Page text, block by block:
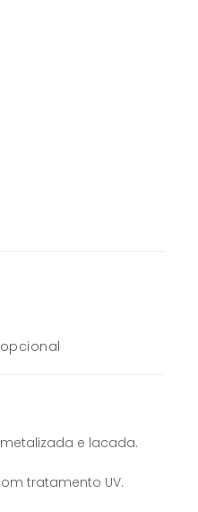
e lacada.
tratamento UV.